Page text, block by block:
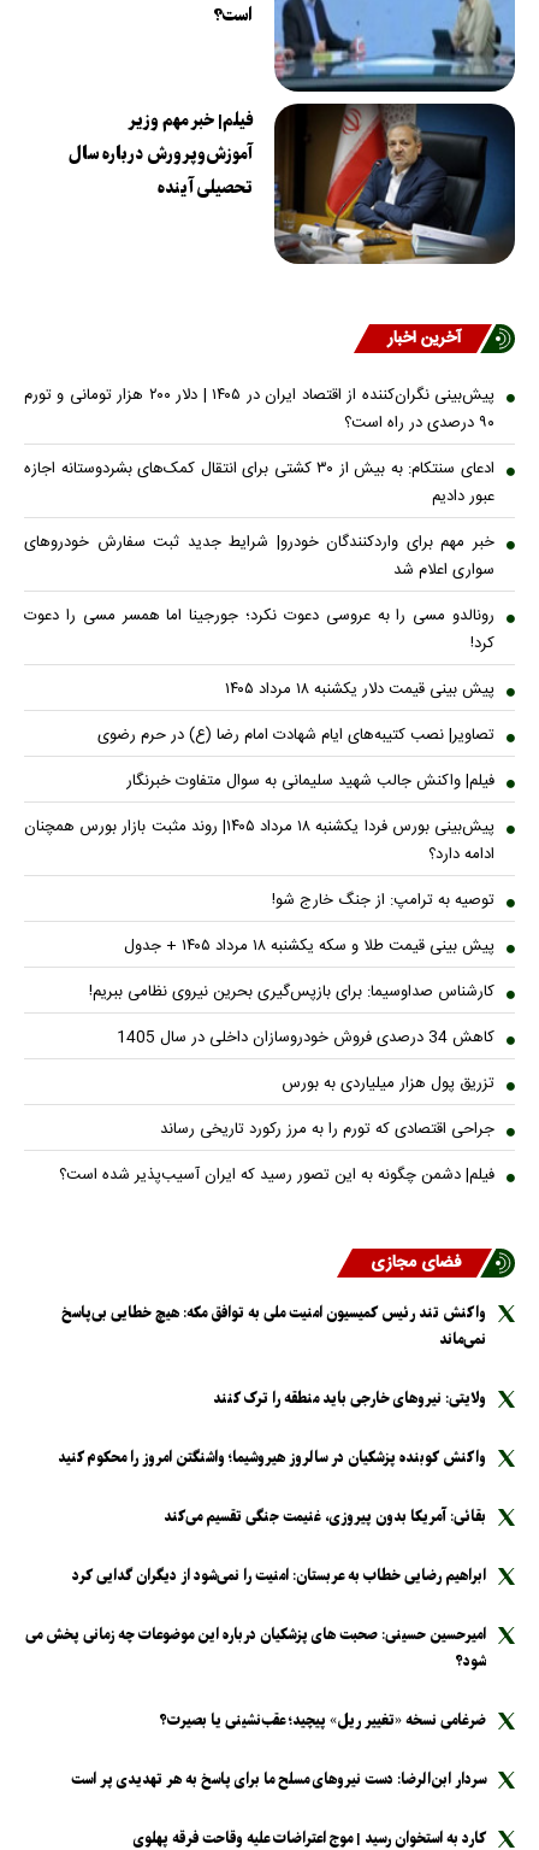
است؟
فیلم| خبر مهم وزیر
آموزش‌وپرورش درباره سال
تحصیلی آینده
آخرین اخبار
پیش‌بینی نگران‌کننده از اقتصاد ایران در ۱۴۰۵ | دلار ۲۰۰ هزار تومانی و تورم
۹۰ درصدی در راه است؟
ادعای سنتکام: به بیش از ۳۰ کشتی برای انتقال کمک‌های بشردوستانه اجازه
عبور دادیم
خبر مهم برای واردکنندگان خودرو| شرایط جدید ثبت سفارش خودروهای
سواری اعلام شد
رونالدو مسی را به عروسی دعوت نکرد؛ جورجینا اما همسر مسی را دعوت
کرد!
پیش ‌بینی قیمت دلار یکشنبه ۱۸ مرداد ۱۴۰۵
تصاویر| نصب کتیبه‌های ایام شهادت امام رضا (ع) در حرم رضوی
فیلم| واکنش جالب شهید سلیمانی به سوال متفاوت خبرنگار
پیش‌بینی بورس فردا یکشنبه ۱۸ مرداد ۱۴۰۵| روند مثبت بازار بورس همچنان
ادامه دارد؟
توصیه به ترامپ: از جنگ خارج شو!
پیش بینی قیمت طلا و سکه یکشنبه ۱۸ مرداد ۱۴۰۵ + جدول
کارشناس صداوسیما: برای بازپس‌گیری بحرین نیروی نظامی ببریم!
کاهش 34 درصدی فروش خودروسازان داخلی در سال 1405
تزریق پول هزار میلیاردی به بورس
جراحی اقتصادی که تورم را به مرز رکورد تاریخی رساند
فیلم| دشمن چگونه به این تصور رسید که ایران آسیب‌پذیر شده است؟
فضای مجازی
واکنش تند رئیس کمیسیون امنیت ملی به توافق مکه: هیچ خطایی بی‌پاسخ
نمی‌ماند
ولایتی: نیرو‌های خارجی باید منطقه را ترک کنند
واکنش کوبنده پزشکیان در سالروز هیروشیما؛ واشنگتن امروز را محکوم کنید
بقائی: آمریکا بدون پیروزی، غنیمت جنگی تقسیم می‌کند
ابراهیم رضایی خطاب به عربستان: امنیت را نمی‌شود از دیگران گدایی کرد
امیرحسین حسینی: صحبت های پزشکیان درباره این موضوعات چه زمانی پخش می
شود؟
ضرغامی نسخه «تغییر ریل» پیچید؛ عقب‌نشینی یا بصیرت؟
سردار ابن‌الرضا: دست نیرو‌های مسلح ما برای پاسخ به هر تهدیدی پر است
کارد به استخوان رسید | موج اعتراضات علیه وقاحت فرقه پهلوی